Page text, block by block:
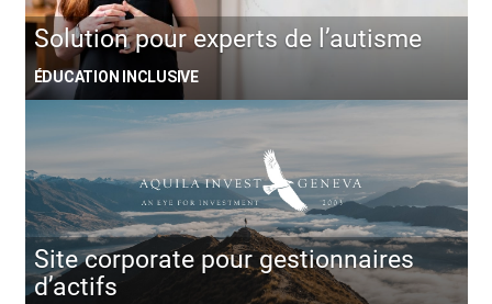
Solution pour experts de l’autisme
ÉDUCATION INCLUSIVE
Site corporate pour gestionnaires
d’actifs